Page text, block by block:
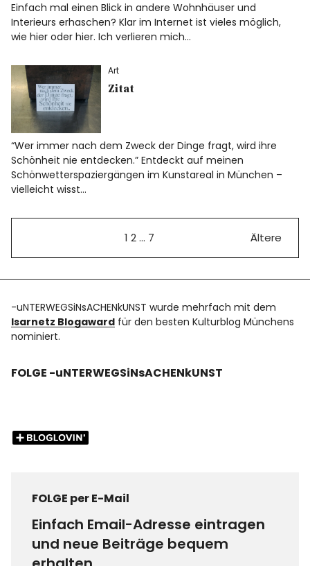
Einfach mal einen Blick in andere Wohnhäuser und
Interieurs erhaschen? Klar im Internet ist vieles möglich,
wie hier oder hier. Ich verlieren mich…
Art
Zitat
“Wer immer nach dem Zweck der Dinge fragt, wird ihre
Schönheit nie entdecken.” Entdeckt auf meinen
Schönwetterspaziergängen im Kunstareal in München –
vielleicht wisst…
1 2… 7 Ältere
-uNTERWEGSiNsACHENkUNST wurde mehrfach mit dem
Isarnetz Blogaward für den besten Kulturblog Münchens
nominiert.
FOLGE -uNTERWEGSiNsACHENkUNST
FOLGE per E-Mail
Einfach Email-Adresse eintragen
und neue Beiträge bequem